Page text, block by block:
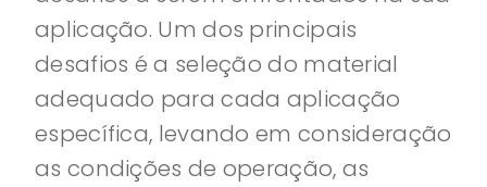
aplicação. Um dos principais
desafios é a seleção do material
adequado para cada aplicação
específica, levando em consideração
as condições de operação, as